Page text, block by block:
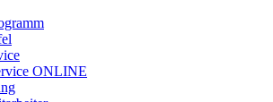
ONLINE